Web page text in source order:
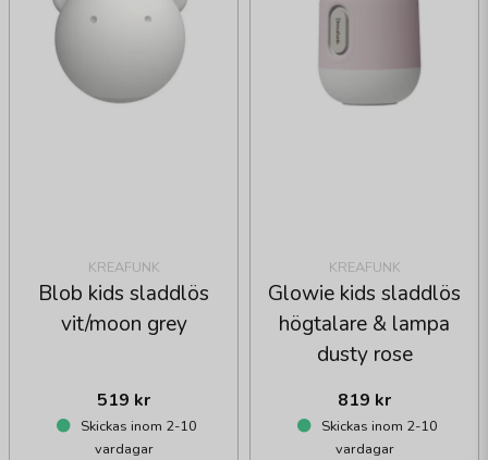
KREAFUNK
Blob kids sladdlös
vit/moon grey
519 kr
Skickas inom 2-10
vardagar
KREAFUNK
Glowie kids sladdlös
högtalare & lampa
dusty rose
819 kr
Skickas inom 2-10
vardagar